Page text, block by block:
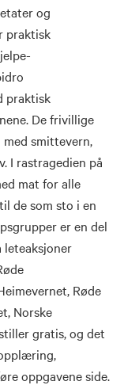
og
praktisk
praktisk
De frivillige
smittevern,
I rastragedien på
mat for alle
de som sto i en
er en del
leteaksjoner
Røde
Norske
gratis, og det
oppgavene side.